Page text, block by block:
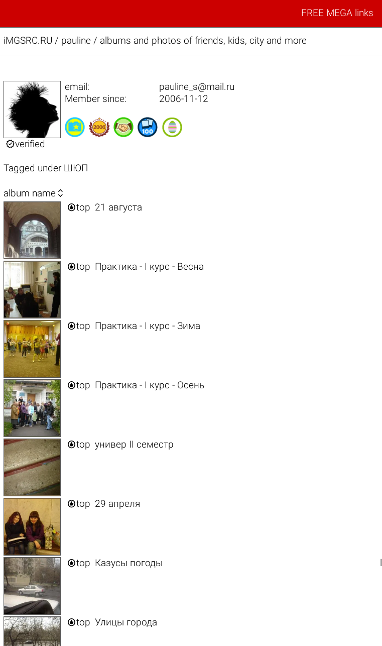
FREE MEGA links
iMGSRC.RU / pauline / albums and photos of friends, kids, city and more
verified
email:
pauline_s@mail.ru
Member since:
2006-11-12
Tagged under ШЮП
album name 
top 21 августа
top Практика - I курс - Весна
top Практика - I курс - Зима
top Практика - I курс - Осень
top универ II семестр
top 29 апреля
top Казусы погоды
top Улицы города